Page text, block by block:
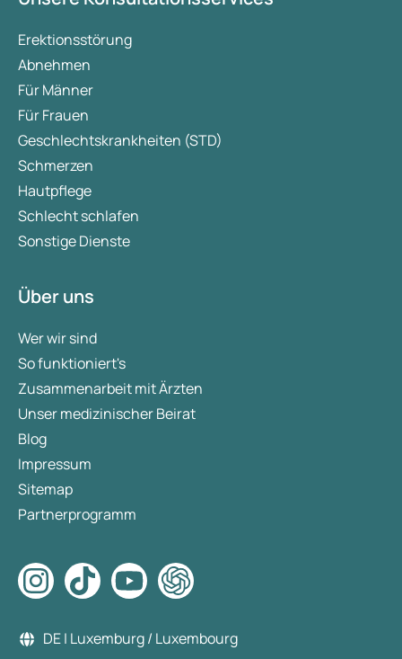
Erektionsstörung
Abnehmen
Für Männer
Für Frauen
Geschlechtskrankheiten (STD)
Schmerzen
Hautpflege
Schlecht schlafen
Sonstige Dienste
Über uns
Wer wir sind
So funktioniert's
Zusammenarbeit mit Ärzten
Unser medizinischer Beirat
Blog
Impressum
Sitemap
Partnerprogramm
DE | Luxemburg / Luxembourg